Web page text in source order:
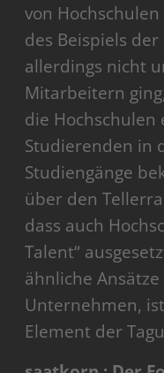
von
des Beispiels
allerdings nicht
Mitarbeitern
die
Studierenden in
Studiengänge
über den
dass auch
Talent“
ähnliche
Unternehmen,
Element der